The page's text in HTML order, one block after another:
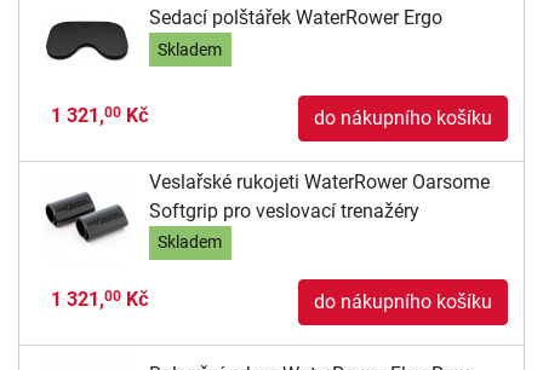
Sedací polštářek WaterRower Ergo
Skladem
1 321,00Kč do nákupního košíku
Veslařské rukojeti WaterRower Oarsome
Softgrip pro veslovací trenažéry
Skladem
1 321,00Kč do nákupního košíku